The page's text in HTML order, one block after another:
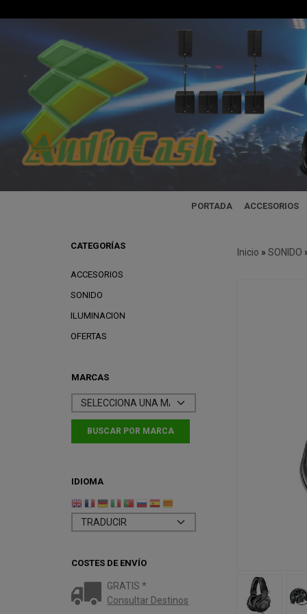
PORTADA ACCESORIOS
CATEGORÍAS
ACCESORIOS
SONIDO
ILUMINACION
OFERTAS
MARCAS
IDIOMA
COSTES DE ENVÍO
GRATIS *
Consultar Destinos
Inicio » SONIDO